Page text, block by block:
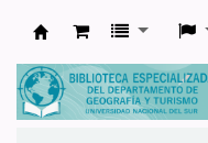
Biblioteca de